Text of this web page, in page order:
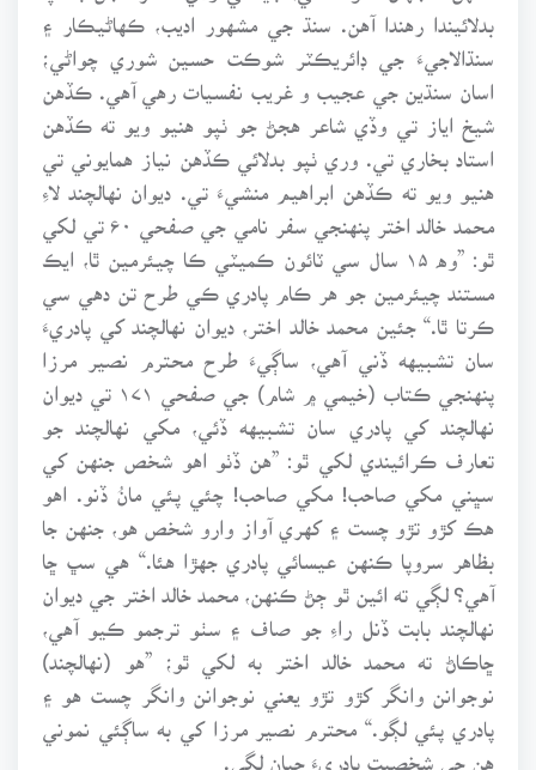
بدلائيندا رهندا آهن. سنڌ جي مشهور اديب، ڪهاڻيڪار ۽
سنڌالاجيءَ جي ڊائريڪٽر شوڪت حسين شوري چواڻي؛
اسان سنڌين جي عجيب و غريب نفسيات رهي آهي. ڪڏهن
شيخ اياز تي وڏي شاعر هجڻ جو ٺپو هنيو ويو ته ڪڏهن
استاد بخاري تي. وري ٺپو بدلائي ڪڏهن نياز همايوني تي
هنيو ويو ته ڪڏهن ابراهيم منشيءَ تي. ديوان نهالچند لاءِ
محمد خالد اختر پنهنجي سفر نامي جي صفحي ۶۰ تي لکي
ٿو: ”وه ۱۵ سال سي ٽائون ڪميٽي ڪا چيئرمين ٿا، ايڪ
مستند چيئرمين جو هر ڪام پادري ڪي طرح تن دهي سي
ڪرتا ٿا.“ جئين محمد خالد اختر، ديوان نهالچند کي پادريءَ
سان تشبيهه ڏني آهي، ساڳيءَ طرح محترم نصير مرزا
پنهنجي ڪتاب (خيمي ۾ شام) جي صفحي ۱۷۱ تي ديوان
نهالچند کي پادري سان تشبيهه ڏئي، مکي نهالچند جو
تعارف ڪرائيندي لکي ٿو: ”هن ڏٺو اهو شخص جنهن کي
سڀني مکي صاحب! مکي صاحب! چئي پئي مانُ ڏنو. اهو
هڪ کڙو تڙو چست ۽ کهري آواز وارو شخص هو، جنهن جا
بظاهر سروپا ڪنهن عيسائي پادري جهڙا هئا.“ هي سڀ ڇا
آهي؟ لڳي ته ائين ٿو ڄڻ ڪنهن، محمد خالد اختر جي ديوان
نهالچند بابت ڏنل راءِ جو صاف ۽ سٺو ترجمو ڪيو آهي،
ڇاڪاڻ ته محمد خالد اختر به لکي ٿو؛ ”هو (نهالچند)
نوجوانن وانگر کڙو تڙو يعني نوجوانن وانگر چست هو ۽
پادري پئي لڳو.“ محترم نصير مرزا کي به ساڳئي نموني
هن جي شخصيت پادريءَ جيان لڳي.